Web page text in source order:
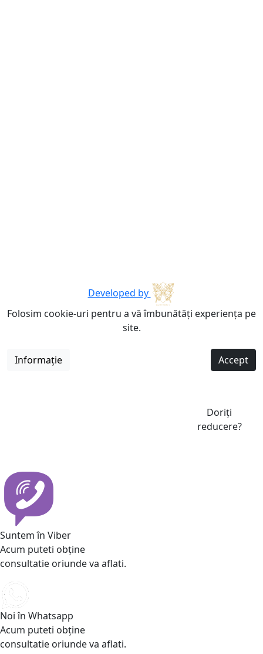
Developed by
Folosim cookie-uri pentru a vă îmbunătăți experiența pe
site.
Informație Accept
Doriți
reducere?
Suntem în Viber
Acum puteti obține
consultatie oriunde va aflati.
Noi în Whatsapp
Acum puteti obține
consultatie oriunde va aflati.